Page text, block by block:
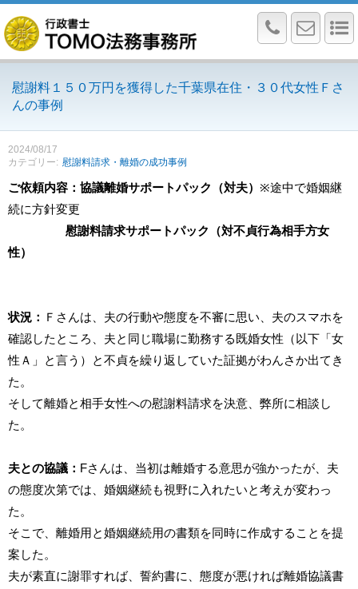
慰謝料１５０万円を獲得した千葉県在住・３０代女性Ｆさ
んの事例
2024/08/17
カテゴリー
慰謝料請求・離婚の成功事例
ご依頼内容：協議離婚サポートパック（対夫） ※途中で婚姻継
続に方針変更
慰謝料請求サポートパック（対不貞行為相手方女
性）
状況： Ｆさんは、夫の行動や態度を不審に思い、夫のスマホを
確認したところ、夫と同じ職場に勤務する既婚女性（以下「女
性Ａ」と言う）と不貞を繰り返していた証拠がわんさか出てき
た。
そして離婚と相手女性への慰謝料請求を決意、弊所に相談し
た。
夫との協議： Fさんは、当初は離婚する意思が強かったが、夫
の態度次第では、婚姻継続も視野に入れたいと考えが変わっ
た。
そこで、離婚用と婚姻継続用の書類を同時に作成することを提
案した。
夫が素直に謝罪すれば、誓約書に、態度が悪ければ離婚協議書